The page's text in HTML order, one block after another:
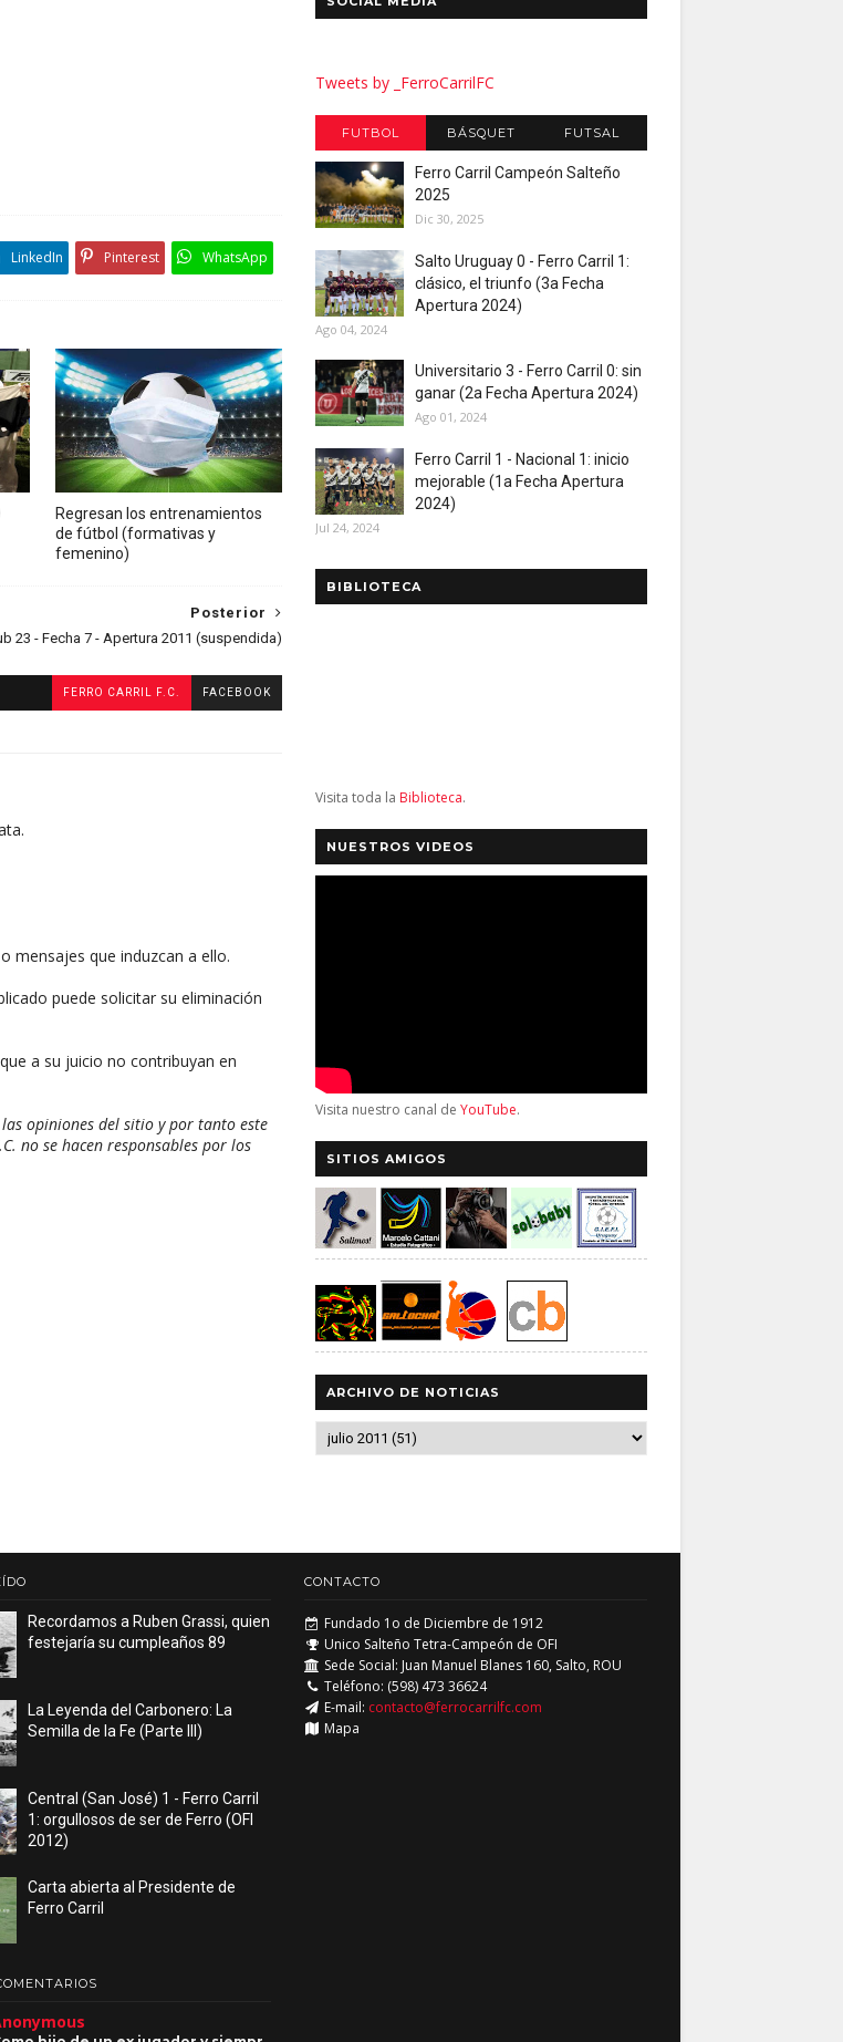
LinkedIn Pinterest WhatsApp
Regresan los entrenamientos
de fútbol (formativas y
femenino)
Posterior
23 - Fecha 7 - Apertura 2011 (suspendida)
FERRO CARRIL F.C. FACEBOOK
mensajes que induzcan a ello.
puede solicitar su eliminación
a su juicio no contribuyan en
opiniones del sitio y por tanto este
no se hacen responsables por los
Tweets by _FerroCarrilFC
FUTBOL BÁSQUET FUTSAL
Ferro Carril Campeón Salteño
2025
Dic 30, 2025
Salto Uruguay 0 - Ferro Carril 1:
clásico, el triunfo (3a Fecha
Apertura 2024)
Ago 04, 2024
Universitario 3 - Ferro Carril 0: sin
ganar (2a Fecha Apertura 2024)
Ago 01, 2024
Ferro Carril 1 - Nacional 1: inicio
mejorable (1a Fecha Apertura
2024)
Jul 24, 2024
BIBLIOTECA
Visita toda la Biblioteca.
NUESTROS VIDEOS
Visita nuestro canal de YouTube.
SITIOS AMIGOS
ARCHIVO DE NOTICIAS
Recordamos a Ruben Grassi, quien
festejaría su cumpleaños 89
La Leyenda del Carbonero: La
Semilla de la Fe (Parte III)
Central (San José) 1 - Ferro Carril
1: orgullosos de ser de Ferro (OFI
2012)
Carta abierta al Presidente de
Ferro Carril
CONTACTO
Fundado 1o de Diciembre de 1912
Unico Salteño Tetra-Campeón de OFI
Sede Social: Juan Manuel Blanes 160, Salto, ROU
Teléfono: (598) 473 36624
E-mail: contacto@ferrocarrilfc.com
Mapa